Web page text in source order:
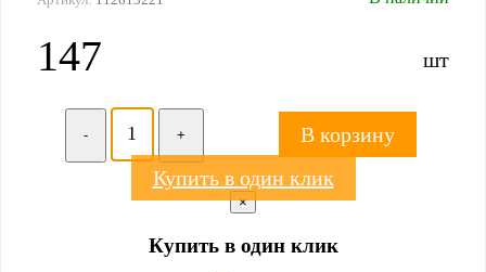
147 шт
- +
В корзину
Купить в один клик
×
Купить в один клик